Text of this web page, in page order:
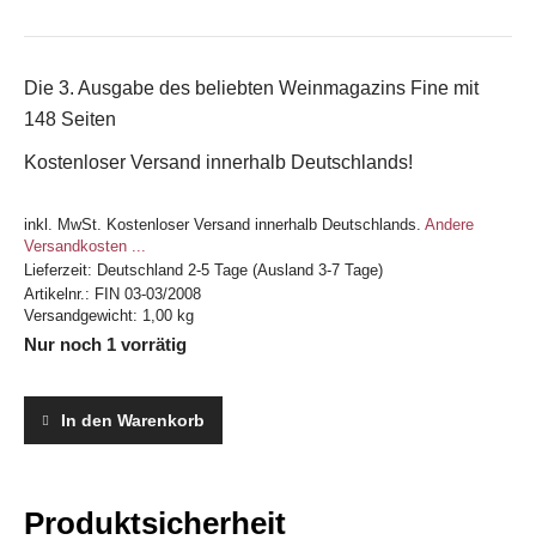
Die 3. Ausgabe des beliebten Weinmagazins Fine mit
148 Seiten
Kostenloser Versand innerhalb Deutschlands!
inkl. MwSt. Kostenloser Versand innerhalb Deutschlands. Andere
Versandkosten ...
Lieferzeit: Deutschland 2-5 Tage (Ausland 3-7 Tage)
Artikelnr.: FIN 03-03/2008
Versandgewicht: 1,00 kg
Nur noch 1 vorrätig
In den Warenkorb
Produktsicherheit